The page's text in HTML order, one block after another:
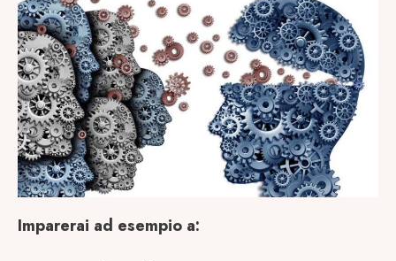
Imparerai ad esempio a: